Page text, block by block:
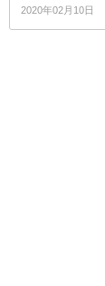
2020年02月10日